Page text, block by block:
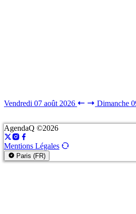
Vendredi 07 août 2026 Dimanche
AgendaQ ©2026
Mentions Légales
Paris (FR)